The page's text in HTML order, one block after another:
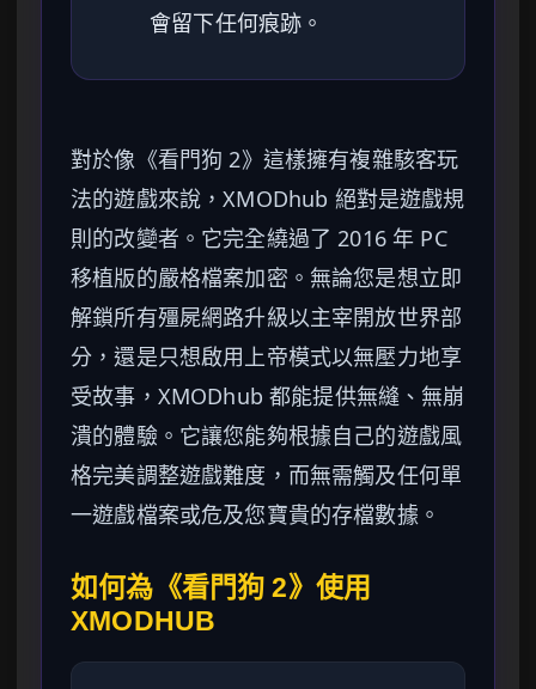
會留下任何痕跡。
對於像《看門狗 2》這樣擁有複雜駭客玩
法的遊戲來說，XMODhub 絕對是遊戲規
則的改變者。它完全繞過了 2016 年 PC
移植版的嚴格檔案加密。無論您是想立即
解鎖所有殭屍網路升級以主宰開放世界部
分，還是只想啟用上帝模式以無壓力地享
受故事，XMODhub 都能提供無縫、無崩
潰的體驗。它讓您能夠根據自己的遊戲風
格完美調整遊戲難度，而無需觸及任何單
一遊戲檔案或危及您寶貴的存檔數據。
如何為《看門狗 2》使用
XMODHUB